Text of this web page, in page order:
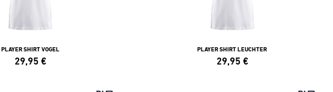
PLAYER SHIRT VOGEL
29,95 €
PLAYER SHIRT LEUCHTER
29,95 €